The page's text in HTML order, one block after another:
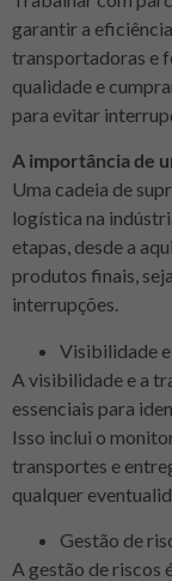
garantir a
transportadoras e
qualidade e
para evitar
A importância de
Uma cadeia de
logística na
etapas, desde a
produtos finais,
interrupções.
Visibilidade
A visibilidade e a
essenciais para
Isso inclui o
transportes e
qualquer
Gestão de
A gestão de riscos